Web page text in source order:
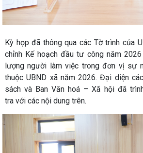
Kỳ họp đã thông qua các Tờ trình của
chỉnh Kế hoạch đầu tư công năm
lượng người làm việc trong đơn vị sự
thuộc UBND xã năm 2026. Đại diện
sách và Ban Văn hoá – Xã hội đã
tra với các nội dung trên.